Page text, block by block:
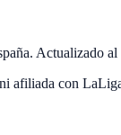
Actualizado
afiliada con